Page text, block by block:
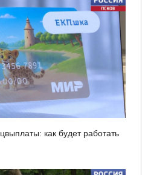
как будет работать